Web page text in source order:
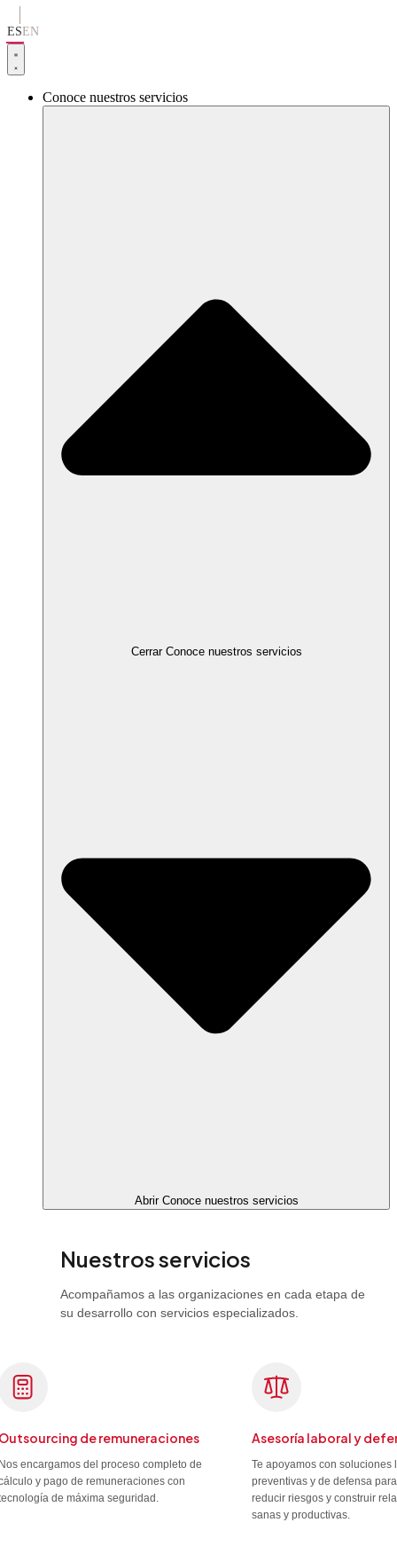
al
contenido
ESEN
Conoce nuestros servicios
Cerrar Conoce nuestros servicios
Abrir Conoce nuestros servicios
Nuestros servicios
Acompañamos a las organizaciones en cada etapa de
su desarrollo con servicios especializados.
de remuneraciones
encargamos del proceso completo de
y pago de remuneraciones con
de máxima seguridad.
Asesoría laboral y
Te apoyamos con soluciones
preventivas y de defensa
reducir riesgos y construir
sanas y productivas.